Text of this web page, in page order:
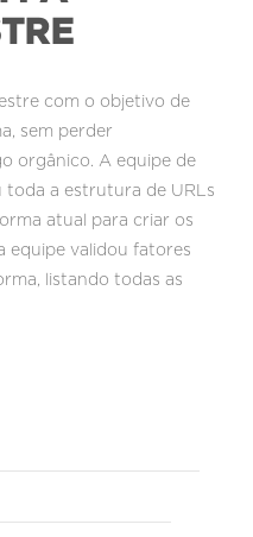
com o objetivo de
sem perder
orgânico. A equipe de
toda a estrutura de URLs
atual para criar os
equipe validou fatores
listando todas as